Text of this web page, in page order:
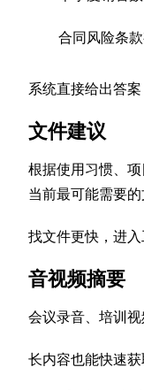
合同风险条
系统直接给出答案
文件建议
根据使用习惯、
当前最可能需要的
找文件更快，进入
音视频摘要
会议录音、培训视
长内容也能快速获